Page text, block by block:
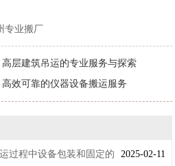
专业搬厂
层建筑吊运的专业服务与探索
效可靠的仪器设备搬运服务
2025-02-11
过程中设备包装和固定的